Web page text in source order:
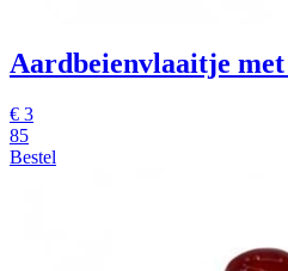
Aardbeienvlaaitje
€ 3
85
Bestel